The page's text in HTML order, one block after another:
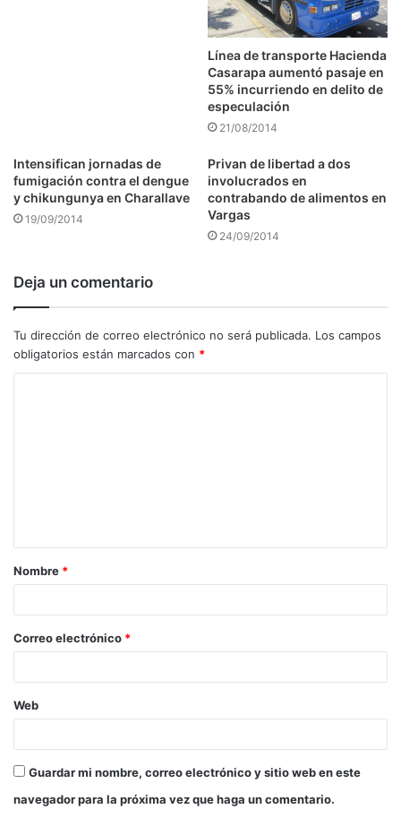
Línea de transporte Hacienda
Casarapa aumentó pasaje en
55% incurriendo en delito de
especulación
21/08/2014
Intensifican jornadas de
fumigación contra el dengue
y chikungunya en Charallave
19/09/2014
Privan de libertad a dos
involucrados en
contrabando de alimentos en
Vargas
24/09/2014
Deja un comentario
Tu dirección de correo electrónico no será publicada. Los campos
obligatorios están marcados con *
a
r
*
Nombre *
Correo electrónico *
Web
Guardar mi nombre, correo electrónico y sitio web en este
navegador para la próxima vez que haga un comentario.